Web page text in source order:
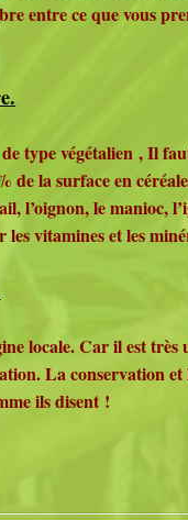
entre ce que vous
type végétalien , Il
la surface en
l’oignon, le manioc,
les vitamines et les
locale. Car il est
La conservation et
ils disent !